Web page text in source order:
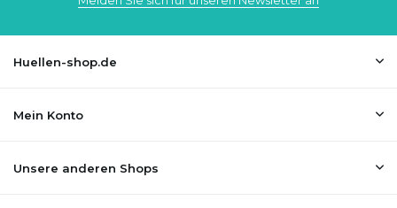
Huellen-shop.de
Mein Konto
Unsere anderen Shops